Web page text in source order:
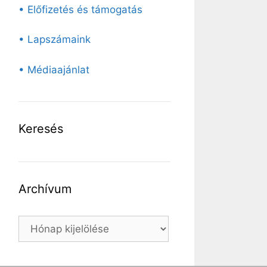
• Előfizetés és támogatás
• Lapszámaink
• Médiaajánlat
Keresés
Archívum
Archívum